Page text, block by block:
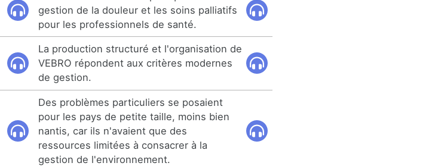
gestion de la douleur et les soins palliatifs
pour les professionnels de santé.
La production structuré et l'organisation de
VEBRO répondent aux critères modernes
de gestion.
Des problèmes particuliers se posaient
pour les pays de petite taille, moins bien
nantis, car ils n'avaient que des
ressources limitées à consacrer à la
gestion de l'environnement.